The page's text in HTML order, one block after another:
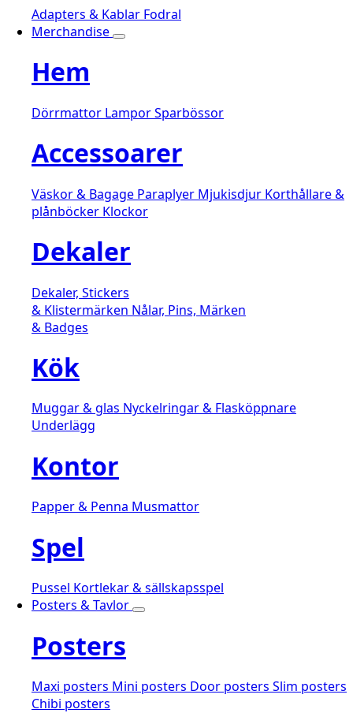
Adapters & Kablar Fodral
Merchandise
Hem
Dörrmattor LamporSparbössor
Accessoarer
Väskor & Bagage Paraplyer Mjukisdjur Korthållare &
plånböcker Klockor
Dekaler
Dekaler, Stickers
& Klistermärken Nålar, Pins, Märken
& Badges
Kök
Muggar & glas Nyckelringar & Flasköppnare
Underlägg
Kontor
Papper & Penna Musmattor
Spel
Pussel Kortlekar & sällskapsspel
Posters & Tavlor
Posters
Maxi posters Mini posters Door posters Slim posters
Chibi posters